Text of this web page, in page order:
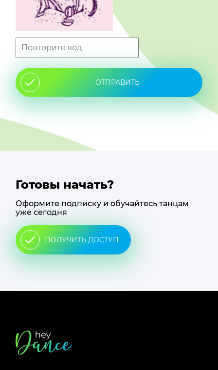
ОТПРАВИТЬ
Готовы начать?
Оформите подписку и обучайтесь танцам
уже сегодня
ПОЛУЧИТЬ ДОСТУП
Футер
сайта